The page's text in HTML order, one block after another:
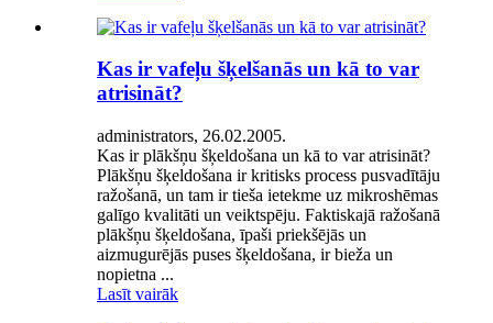
Kas ir vafeļu šķelšanās un kā to var
atrisināt?
administrators, 26.02.2005.
Kas ir plākšņu šķeldošana un kā to var atrisināt?
Plākšņu šķeldošana ir kritisks process pusvadītāju
ražošanā, un tam ir tieša ietekme uz mikroshēmas
galīgo kvalitāti un veiktspēju. Faktiskajā ražošanā
plākšņu šķeldošana, īpaši priekšējās un
aizmugurējās puses šķeldošana, ir bieža un
nopietna ...
Lasīt vairāk